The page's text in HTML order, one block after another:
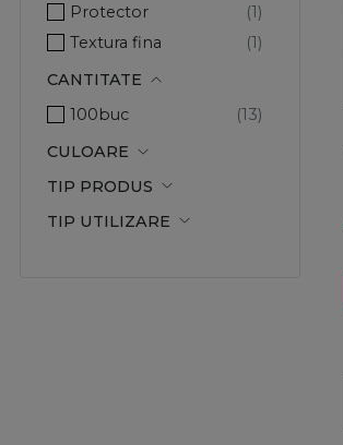
Protector
Textura fina
CANTITATE
100buc
CULOARE
TIP PRODUS
TIP UTILIZARE